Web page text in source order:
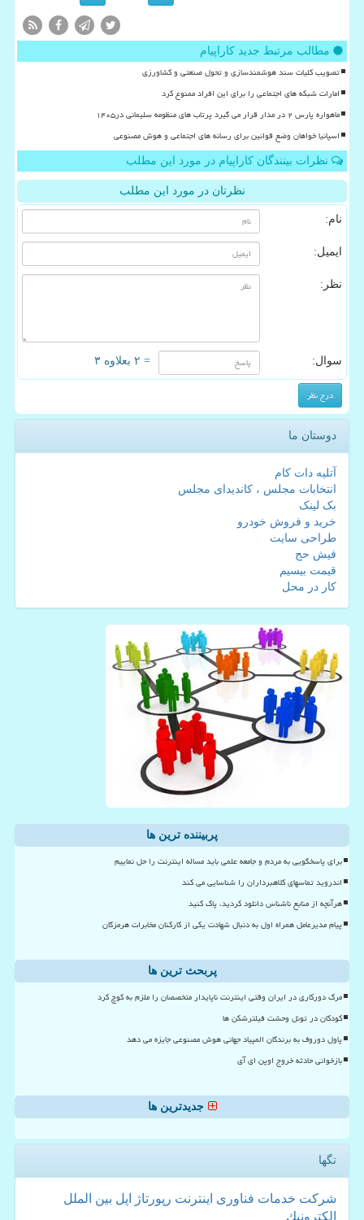
مطالب مرتبط جدید کاراپیام
تصویب کلیات سند هوشمندسازی و تحول صنعتی و کشاورزی
امارات شبکه های اجتماعی را برای این افراد ممنوع کرد
ماهواره پارس ۲ در مدار قرار می گیرد پرتاب های منظومه سلیمانی در۱۴۰۵
اسپانیا خواهان وضع قوانین برای رسانه های اجتماعی و هوش مصنوعی
نظرات بینندگان کاراپیام در مورد این مطلب
نظرتان در مورد این مطلب
نام:
ایمیل:
نظر:
سوال: = ۲ بعلاوه ۳
دوستان ما
آتلیه دات کام
انتخابات مجلس ، کاندیدای مجلس
بک لینک
خرید و فروش خودرو
طراحی سایت
فیش حج
قیمت بیسیم
کار در محل
پربیننده ترین ها
برای پاسخگویی به مردم و جامعه علمی باید مساله اینترنت را حل نماییم
اندروید تماسهای کلاهبرداران را شناسایی می کند
هرآنچه از منابع ناشناس دانلود کردید، پاک کنید
پیام مدیرعامل همراه اول به دنبال شهادت یکی از کارکنان مخابرات هرمزگان
پربحث ترین ها
مرگ دورکاری در ایران وقتی اینترنت ناپایدار متخصصان را ملزم به کوچ کرد
کودکان در تونل وحشت فیلترشکن ها
پاول دوروف به برندگان المپیاد جهانی هوش مصنوعی جایزه می دهد
بازخوانی حادثه خروج اوپن ای آی
جدیدترین ها
تگها
شركت خدمات فناوری اینترنت رپورتاژ اپل بین الملل
الكترونیك